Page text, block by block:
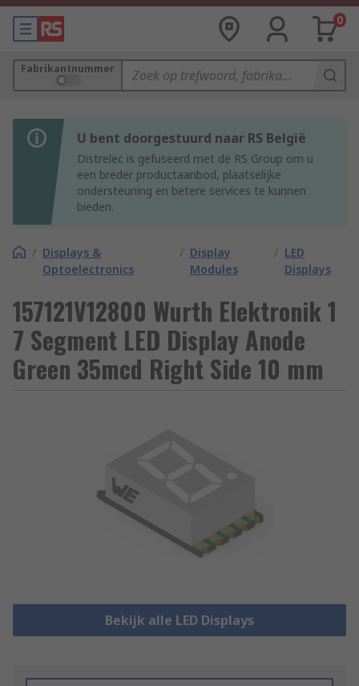
0
Fabrikantnummer
U bent doorgestuurd naar RS België
Distrelec is gefuseerd met de RS Group om u
een breder productaanbod, plaatselijke
ondersteuning en betere services te kunnen
bieden.
/ Displays &
Optoelectronics
/ Display
Modules
/ LED
Displays
157121V12800 Wurth Elektronik 1
7 Segment LED Display Anode
Green 35mcd Right Side 10 mm
Bekijk alle LED Displays